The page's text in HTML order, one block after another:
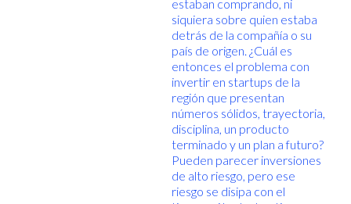
estaban comprando, ni
siquiera sobre quien estaba
detrás de la compañía o su
país de origen. ¿Cuál es
entonces el problema con
invertir en startups de la
región que presentan
números sólidos, trayectoria,
disciplina, un producto
terminado y un plan a futuro?
Pueden parecer inversiones
de alto riesgo, pero ese
riesgo se disipa con el